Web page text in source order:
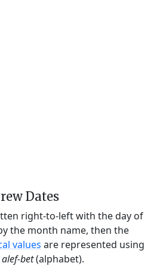
Dates
right-to-left with the day of
the month name, then the
values are represented using
alef-bet(alphabet).